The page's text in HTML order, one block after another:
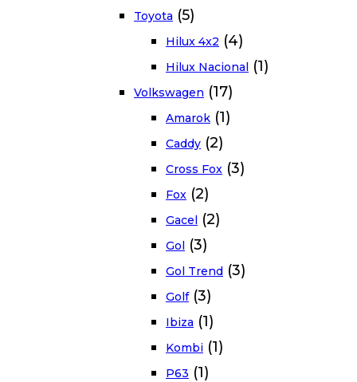
Toyota (5)
Hilux 4x2 (4)
Hilux Nacional (1)
Volkswagen (17)
Amarok (1)
Caddy (2)
Cross Fox (3)
Fox (2)
Gacel (2)
Gol (3)
Gol Trend (3)
Golf (3)
Ibiza (1)
Kombi (1)
P63 (1)